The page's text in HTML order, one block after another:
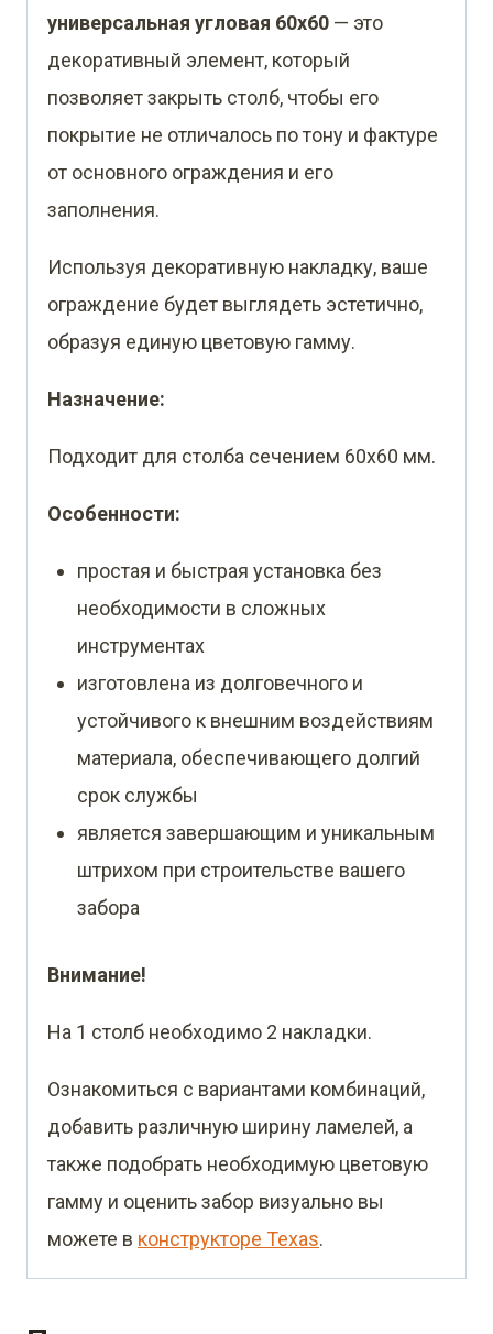
0,45
RAL
6002
лиственно-
зеленый
универсальная угловая 60х60 — это
декоративный элемент, который
позволяет закрыть столб, чтобы его
покрытие не отличалось по тону и фактуре
от основного ограждения и его
заполнения.
Используя декоративную накладку, ваше
ограждение будет выглядеть эстетично,
образуя единую цветовую гамму.
Назначение:
Подходит для столба сечением 60х60 мм.
Особенности:
простая и быстрая установка без
необходимости в сложных
инструментах
изготовлена из долговечного и
устойчивого к внешним воздействиям
материала, обеспечивающего долгий
срок службы
является завершающим и уникальным
штрихом при строительстве вашего
забора
Внимание!
На 1 столб необходимо 2 накладки.
Ознакомиться с вариантами комбинаций,
добавить различную ширину ламелей, а
также подобрать необходимую цветовую
гамму и оценить забор визуально вы
можете в конструкторе Texas.